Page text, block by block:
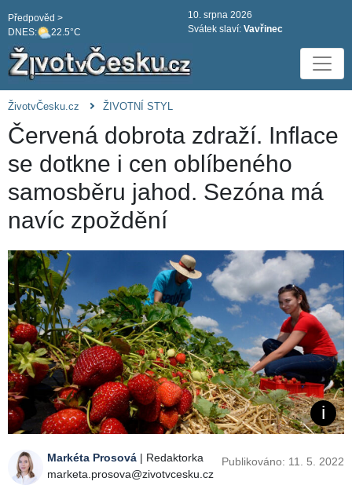
DNES: 22.5°C
Předpověd >
10. srpna 2026
Svátek slaví: Vavřinec
ŽivotvČesku.cz ŽIVOTNÍ STYL
Červená dobrota zdraží. Inflace
se dotkne i cen oblíbeného
samosběru jahod. Sezóna má
navíc zpoždění
Markéta Prosová | Redaktorka
marketa.prosova@zivotvcesku.cz
Publikováno: 11. 5. 2022